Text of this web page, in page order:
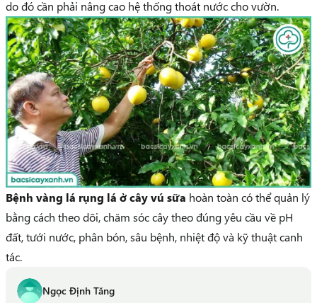
do đó cần phải nâng cao hệ thống thoát nước cho vườn.
Bệnh vàng lá rụng lá ở cây vú sữa hoàn toàn có thể quản lý
bằng cách theo dõi, chăm sóc cây theo đúng yêu cầu về pH
đất, tưới nước, phân bón, sâu bệnh, nhiệt độ và kỹ thuật canh
tác.
Ngọc Định Tăng